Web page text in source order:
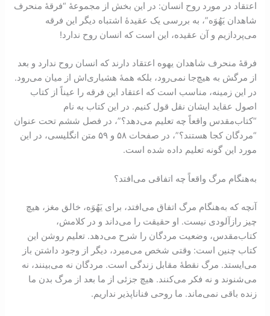
اعتقاد در مورد روح انسان: در این بخش از مجموعۀ “فرقۀ منحرف
شاهدان یَهُوَه”، به بررسی یک عقیدۀ اشتباه دیگر این فرقه
می‌پردازیم و آن عقيده، این است که انسان روح ندارد!
فرقۀ منحرف شاهدان یهوه اعتقاد دارند که انسان روح ندارد و بعد
از مرگش به هیچ‌جا نمی‌رود، بلکه همۀ هشیاری‌اش از میان می‌رود.
در این زمینه، مناسب است که اعتقاد این فرقه را عیناً از کتاب
اصول عقاید ایشان نقل قول کنیم. در این کتاب به نام
“کتاب‌مقدس واقعاً چه تعلیم می‌دهد؟”، در فصل ششم تحت عنوان
“مردگان کجا هستند؟”، در صفحات ۵۸ و ۵۹ متن انگلیسی، در این
مورد این گونه تعلیم داده شده است.
به‌هنگام مرگ واقعاً چه اتفاقی می‌افتد؟
آنچه که به‌هنگام مرگ اتفاق می‌افتد، برای یَهُوَه، خالق مغز، هیچ
چیز رازآلودی نیست. او حقیقت را می‌داند و در کلامش،
کتاب‌مقدس، وضعیت مردگان را شرح می‌دهد. تعلیم روشن این
کتاب چنین است: وقتی شخص می‌میرد، دیگر از وجود داشتن باز
می‌ایستد. مرگ نقطۀ مقابل زندگی است. مردگان نه می‌بینند، نه
می‌شنوند و نه فکر می‌کنند. هیچ جزئی از ما بعد از مرگ بدن ما
زنده باقی نمی‌ماند. ما روحی فناناپذیر نداریم.